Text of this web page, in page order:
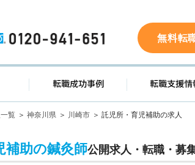
0120-941-651 無料転
求人検索 転職成功事例
覧 神奈川県 川崎市 託児所・育児補助の求人
補助の鍼灸師公開求人・転職・募